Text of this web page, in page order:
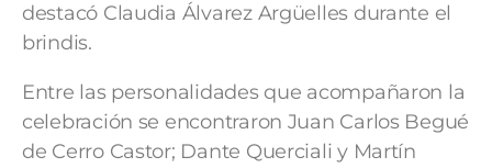
destacó Claudia Álvarez Argüelles durante el
brindis.
Entre las personalidades que acompañaron la
celebración se encontraron Juan Carlos Begué
de Cerro Castor; Dante Querciali y Martín